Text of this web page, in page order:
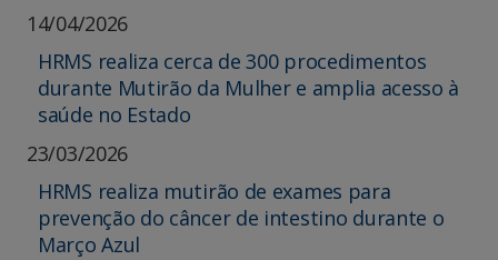
14/04/2026
HRMS realiza cerca de 300 procedimentos
durante Mutirão da Mulher e amplia acesso à
saúde no Estado
23/03/2026
HRMS realiza mutirão de exames para
prevenção do câncer de intestino durante o
Março Azul